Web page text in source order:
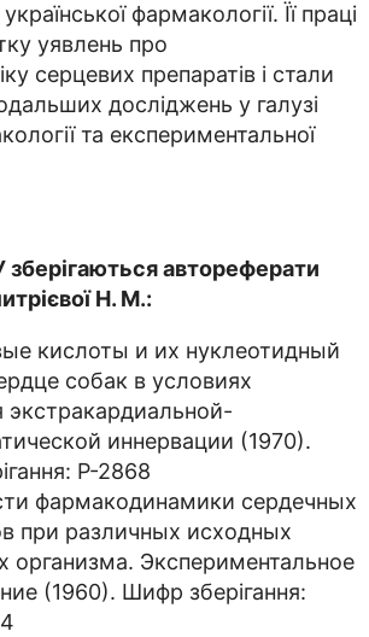
фармакології. Її праці
уявлень про
серцевих препаратів і стали
досліджень у галузі
та експериментальної
автореферати
Н. М.:
кислоты и их нуклеотидный
собак в условиях
экстракардиальной-
иннервации (1970).
Р-2868
фармакодинамики сердечных
при различных исходных
организма. Экспериментальное
(1960). Шифр зберігання: